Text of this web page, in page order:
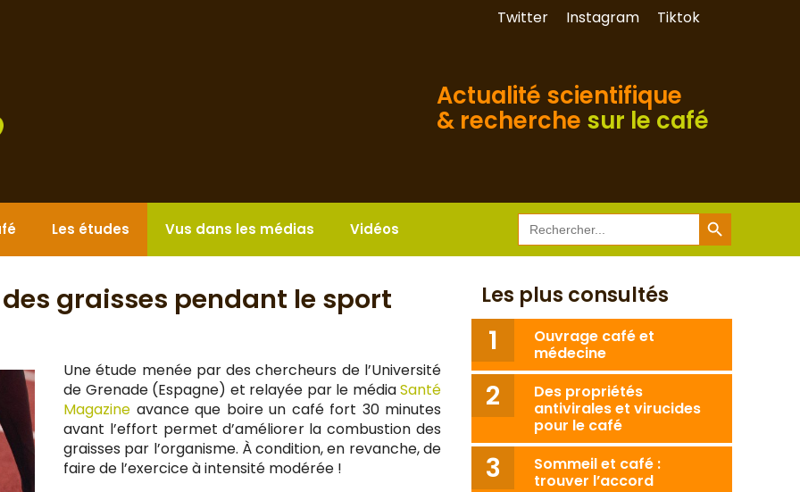
Twitter Instagram Tiktok
Actualité scientifique
& recherche sur le café
Les études Vus dans les médias Vidéos Search
for:
Search Button
graisses pendant le sport
Une étude menée par des chercheurs de l’Université
de Grenade (Espagne) et relayée par le médiaSanté
Magazine avance que boire un café fort 30 minutes
avant l’effort permet d’améliorer la combustion des
graisses par l’organisme. À condition, en revanche, de
faire de l’exercice à intensité modérée !
Les plus consultés
Ouvrage café et
médecine
Des propriétés
antivirales et virucides
pour le café
Sommeil et café :
trouver l’accord